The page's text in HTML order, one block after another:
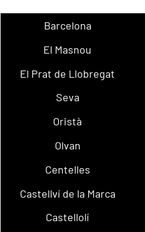
Barcelona
El Masnou
El Prat de Llobregat
Seva
Oristà
Olvan
Centelles
Castellví de la Marca
Castellolí